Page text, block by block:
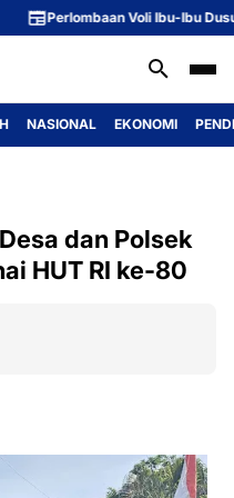
Perlombaan Voli Ibu-Ibu Dusun 1
NASIONAL EKONOMI
dan Polsek
HUT RI ke-80